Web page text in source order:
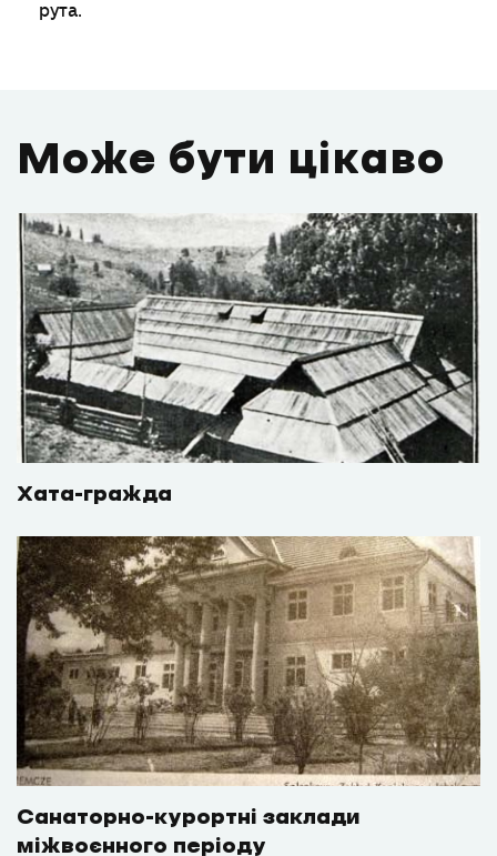
рута.
Може бути цікаво
Хата-гражда
Санаторно-курортні заклади
міжвоєнного періоду